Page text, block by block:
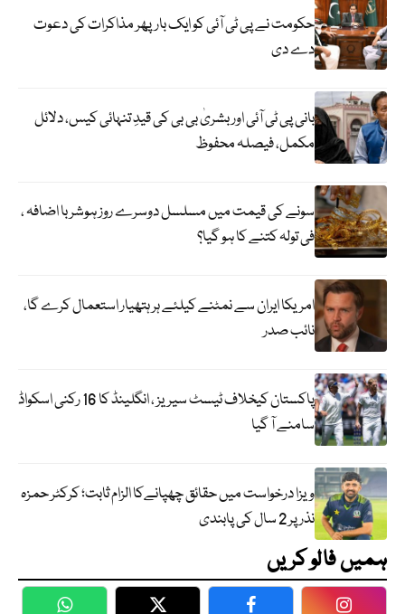
حکومت نے پی ٹی آئی کو ایک بارپھر مذاکرات کی دعوت
دے دی
بانی پی ٹی آئی اور بشریٰ بی بی کی قیدِ تنہائی کیس، دلائل
مکمل، فیصلہ محفوظ
سونے کی قیمت میں مسلسل دوسرے روز ہوشربا اضافہ ،
فی تولہ کتنے کا ہو گیا؟
امریکا ایران سے نمٹنے کیلئے ہر ہتھیار استعمال کرے گا،
نائب صدر
پاکستان کیخلاف ٹیسٹ سیریز ، انگلینڈ کا 16 رکنی اسکواڈ
سامنے آ گیا
ویزا درخواست میں حقائق چھپانےکا الزام ثابت؛ کرکٹر حمزہ
نذر پر 2 سال کی پابندی
ہمیں فالو کریں